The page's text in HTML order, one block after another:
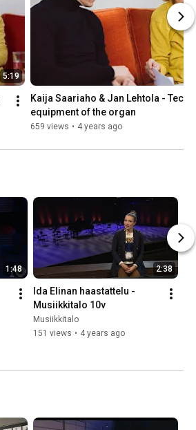
5:19
Kaija Saariaho & Jan Lehtola -
equipment of the organ
659 views • 4 years ago
1:48 2:38
Ida Elinan haastattelu -
Musiikkitalo 10v
Musiikkitalo
151 views • 4 years ago